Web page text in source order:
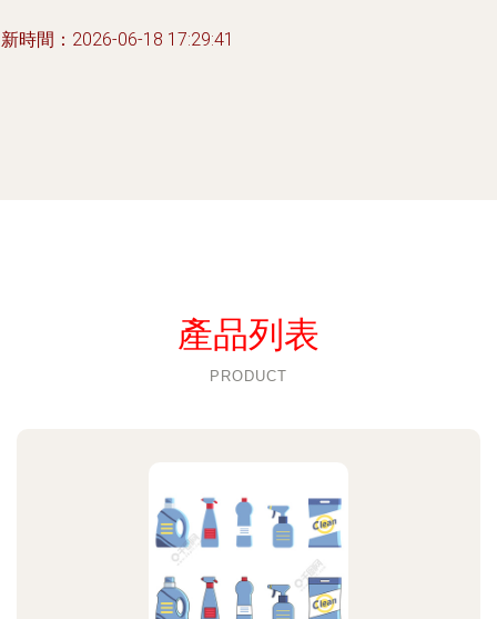
時間：2026-06-18 17:29:41
產品列表
PRODUCT